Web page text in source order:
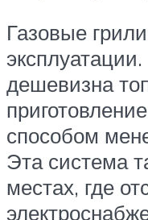
Газовые
дешевизна
способом
Эта система
местах, где